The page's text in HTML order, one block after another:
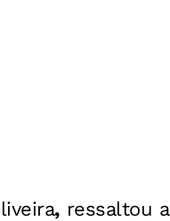
, ressaltou a